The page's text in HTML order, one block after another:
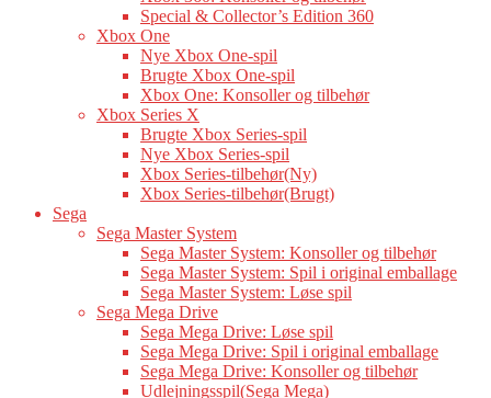
Special & Collector’s Edition 360
Xbox One
Nye Xbox One-spil
Brugte Xbox One-spil
Xbox One: Konsoller og tilbehør
Xbox Series X
Brugte Xbox Series-spil
Nye Xbox Series-spil
Xbox Series-tilbehør(Ny)
Xbox Series-tilbehør(Brugt)
Sega
Sega Master System
Sega Master System: Konsoller og tilbehør
Sega Master System: Spil i original emballage
Sega Master System: Løse spil
Sega Mega Drive
Sega Mega Drive: Løse spil
Sega Mega Drive: Spil i original emballage
Sega Mega Drive: Konsoller og tilbehør
Udlejningsspil(Sega Mega)